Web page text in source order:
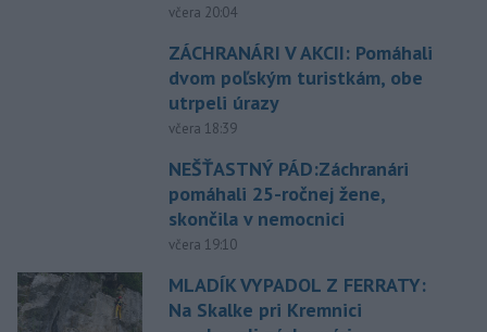
včera 20:04
ZÁCHRANÁRI V AKCII: Pomáhali
dvom poľským turistkám, obe
utrpeli úrazy
včera 18:39
NEŠŤASTNÝ PÁD:Záchranári
pomáhali 25-ročnej žene,
skončila v nemocnici
včera 19:10
MLADÍK VYPADOL Z FERRATY:
Na Skalke pri Kremnici